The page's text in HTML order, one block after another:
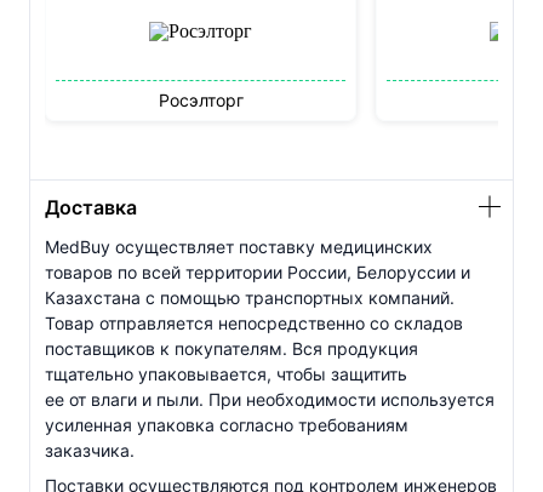
Росэлторг
Доставка
MedBuy осуществляет поставку медицинских
товаров по всей территории России, Белоруссии и
Казахстана с помощью транспортных компаний.
Товар отправляется непосредственно со складов
поставщиков к покупателям. Вся продукция
тщательно упаковывается, чтобы защитить
ее от влаги и пыли. При необходимости используется
усиленная упаковка согласно требованиям
заказчика.
Поставки осуществляются под контролем инженеров